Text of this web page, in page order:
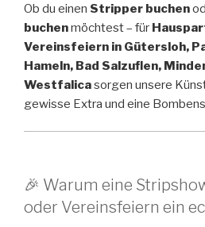
Ob du einen Stripper buchen
buchenmöchtest – für
Vereinsfeiern in Gütersloh,
Hameln, Bad Salzuflen,
Westfalicasorgen unsere
gewisse Extra und eine
🎉 Warum eine
oder Vereinsfeiern ein